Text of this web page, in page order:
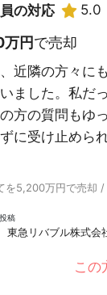
の対応 5.0
円で売却
近隣の方々に
ました。私だ
方の質問もゆ
に受け止めら
を5,200万円で売却
稿
東急リバブル株式会
この